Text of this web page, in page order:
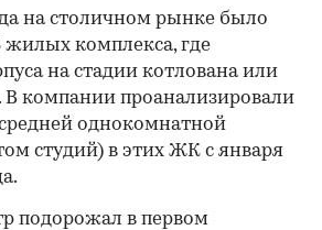
на столичном рынке было
жилых комплекса, где
на стадии котлована или
компании проанализировали
однокомнатной
студий) в этих ЖК с января
подорожал в первом